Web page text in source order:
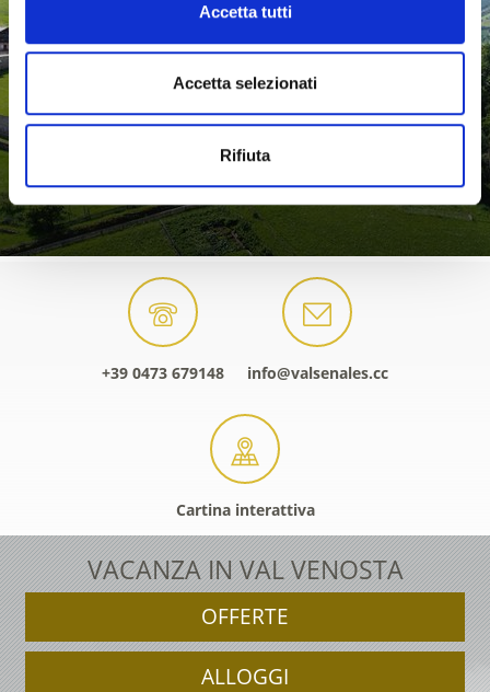
Accetta tutti
Accetta selezionati
Rifiuta
+39 0473 679148 info@valsenales.cc
Cartina interattiva
VACANZA IN VAL VENOSTA
OFFERTE
ALLOGGI